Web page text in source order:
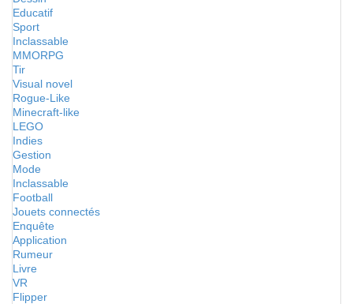
Educatif
Sport
Inclassable
MMORPG
Tir
Visual novel
Rogue-Like
Minecraft-like
LEGO
Indies
Gestion
Mode
Inclassable
Football
Jouets connectés
Enquête
Application
Rumeur
Livre
VR
Flipper